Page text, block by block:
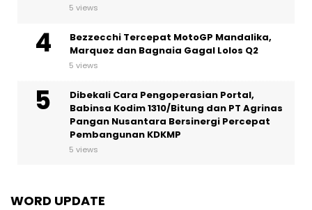
5 views
Bezzecchi Tercepat MotoGP Mandalika,
Marquez dan Bagnaia Gagal Lolos Q2
5 views
Dibekali Cara Pengoperasian Portal,
Babinsa Kodim 1310/Bitung dan PT Agrinas
Pangan Nusantara Bersinergi Percepat
Pembangunan KDKMP
5 views
WORD UPDATE